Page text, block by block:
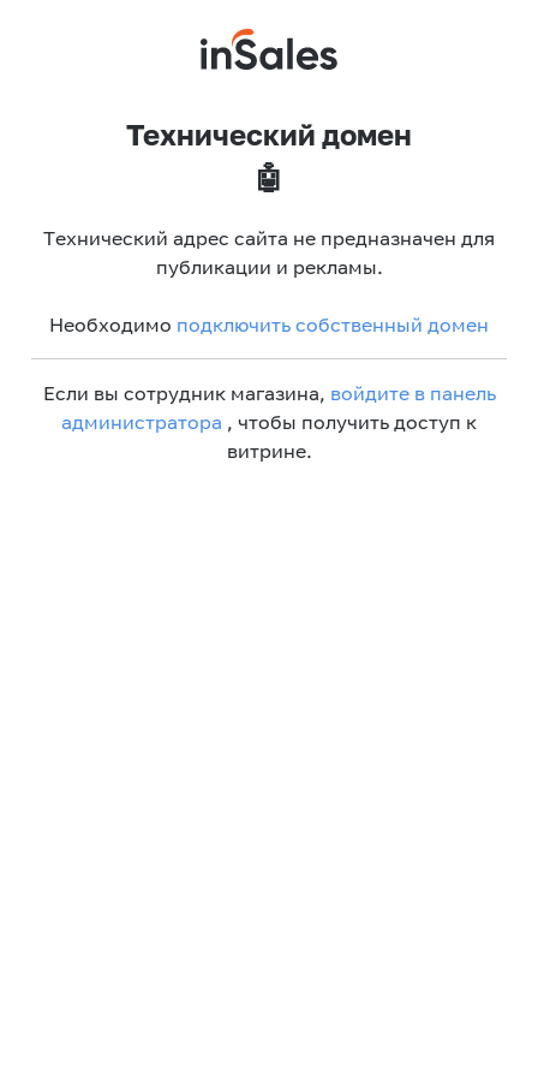
Технический домен
🤖
Технический адрес сайта не предназначен для
публикации и рекламы.
Необходимо подключить собственный домен
Если вы сотрудник магазина, войдите в панель
администратора , чтобы получить доступ к
витрине.